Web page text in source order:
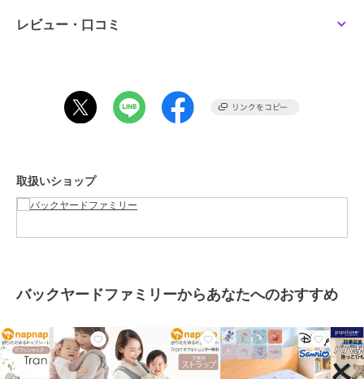
・前向き抱っこ、対面抱っこ、腰抱っこ、横抱っこ、いろいろな抱っ
ください）
・赤ちゃんには足に優しい2種類のクッション、ママ・パパにはお腹
長に合わせて長く使える！（※シングルショルダー・腰抱っこで使用
した場合で、腰すわり（7ヶ月）～体重20kgまで対応。使い方により
い時は場所をとらずに収納できて、持ち運びにも便利！
で、いつでも清潔に使える
【素材】
・本体
レビュー・口コミ
取扱いショップ
バックヤードファミリーからあなたへのおすすめ